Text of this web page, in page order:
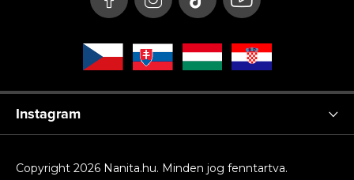
Instagram
Copyright 2026 Nanita.hu. Minden jog fenntartva.